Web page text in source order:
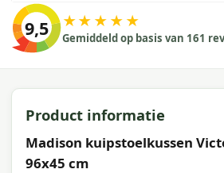
9,5 ★★★★★
Gemiddeld op basis van 161
Product informatie
Madison kuipstoelkussen
96x45 cm